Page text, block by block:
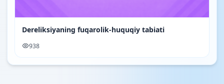
Dereliksiyaning fuqarolik-huquqiy tabiati
938